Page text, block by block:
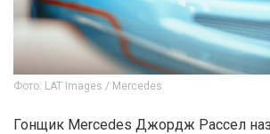
Фото: LAT Images / Mercedes
Гонщик Mercedes Джордж Рассел